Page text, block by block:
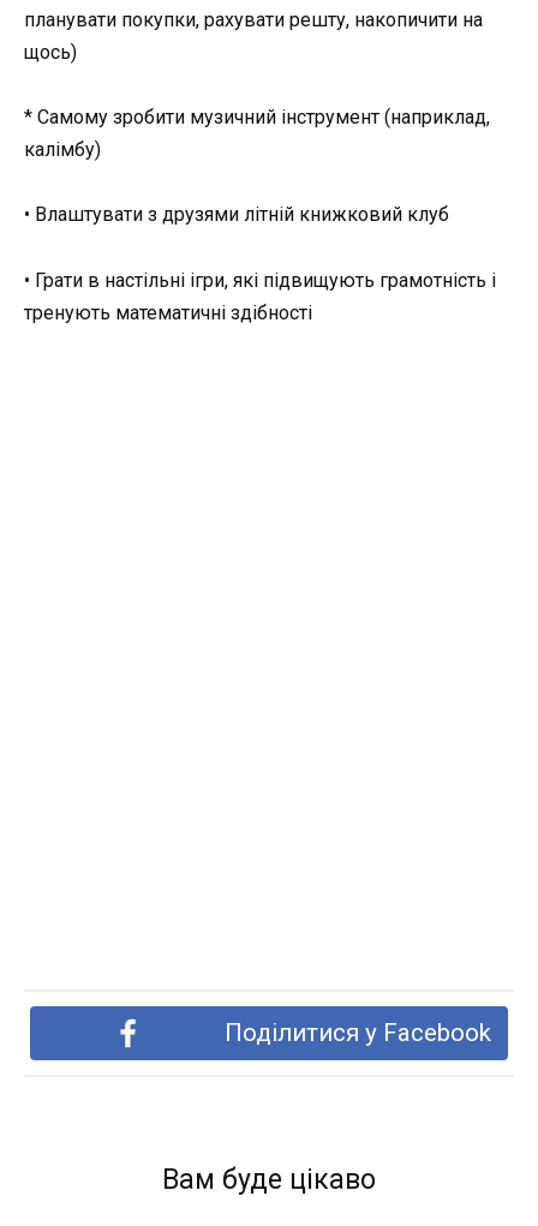
планувати покупки, рахувати решту, накопичити на
щось)
* Самому зробити музичний інструмент (наприклад,
калімбу)
• Влаштувати з друзями літній книжковий клуб
• Грати в настільні ігри, які підвищують грамотність і
тренують математичні здібності
Поділитися у Facebook
Вам буде цікаво